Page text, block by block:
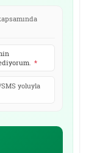
*
yoluyla